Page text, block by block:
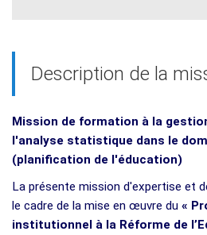
Description de la
Mission de formation à la
l'analyse statistique dans le
(planification de l'éducation)
La présente mission d'expertise et
le cadre de la mise en œuvre du «
institutionnel à la Réforme de